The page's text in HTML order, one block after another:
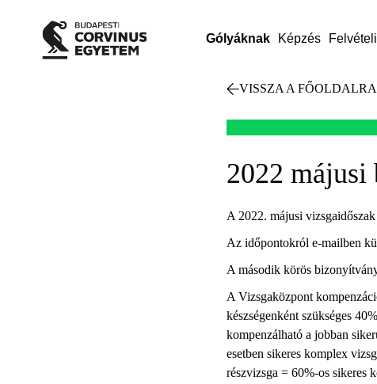
Gólyáknak Képzés Felvételi
VISSZA A FŐOLDALRA
2022
A 2022. májusi
Az időpontokról e-mailben
A második körös
A Vizsgaközpont
készségenként szükséges
kompenzálható a jobban
esetben sikeres komplex
részvizsga = 60%-os sikeres